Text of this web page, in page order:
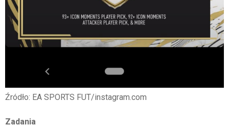
Źródło: EA SPORTS FUT/instagram.com
Zadania